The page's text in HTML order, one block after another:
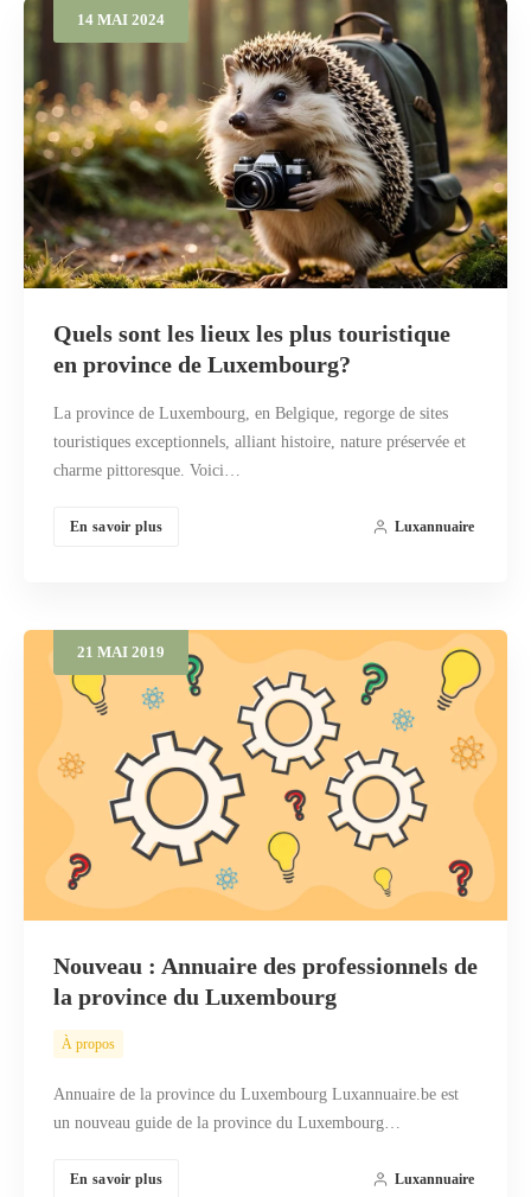
14 MAI 2024
Quels sont les lieux les plus touristique
en province de Luxembourg?
La province de Luxembourg, en Belgique, regorge de sites
touristiques exceptionnels, alliant histoire, nature préservée et
charme pittoresque. Voici…
En savoir plus Luxannuaire
21 MAI 2019
Nouveau : Annuaire des professionnels de
la province du Luxembourg
À propos
Annuaire de la province du Luxembourg Luxannuaire.be est
un nouveau guide de la province du Luxembourg…
En savoir plus Luxannuaire